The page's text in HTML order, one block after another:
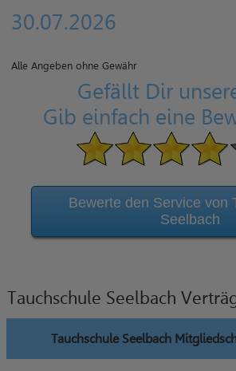
30.07.2026
Alle Angeben ohne Gewähr
Gefällt Dir
Gib einfach eine
Bewerte den Service von
Seelbach
Tauchschule Seelbach
Tauchschule Seelbach